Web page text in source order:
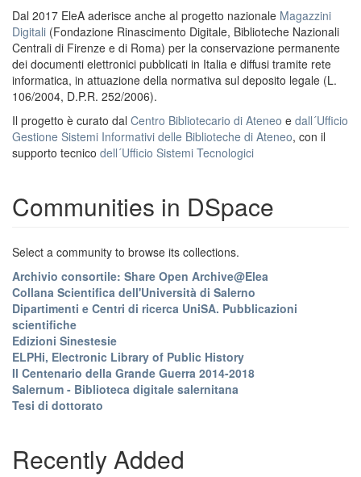
Dal 2017 EleA aderisce anche al progetto nazionale Magazzini
Digitali (Fondazione Rinascimento Digitale, Biblioteche Nazionali
Centrali di Firenze e di Roma) per la conservazione permanente
dei documenti elettronici pubblicati in Italia e diffusi tramite rete
informatica, in attuazione della normativa sul deposito legale (L.
106/2004, D.P.R. 252/2006).
Il progetto è curato dal Centro Bibliotecario di Ateneo e dall´Ufficio
Gestione Sistemi Informativi delle Biblioteche di Ateneo, con il
supporto tecnico dell´Ufficio Sistemi Tecnologici
Communities in DSpace
Select a community to browse its collections.
Archivio consortile: Share Open Archive@Elea
Collana Scientifica dell'Università di Salerno
Dipartimenti e Centri di ricerca UniSA. Pubblicazioni
scientifiche
Edizioni Sinestesie
ELPHi, Electronic Library of Public History
Il Centenario della Grande Guerra 2014-2018
Salernum - Biblioteca digitale salernitana
Tesi di dottorato
Recently Added